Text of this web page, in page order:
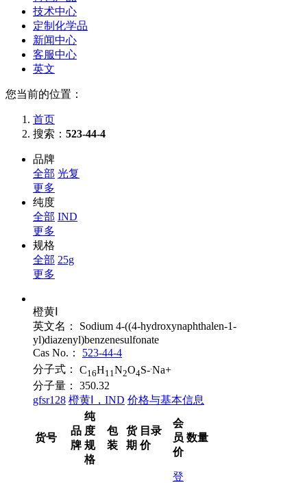
技术中心
定制化学品
新闻中心
客服中心
英文
您当前的位置：
首页
搜索： 523-44-4
品牌
全部 光复
更多
纯度
全部 IND
更多
规格
全部 25g
更多
橙黄Ⅰ
英文名：
Sodium 4-((4-hydroxynaphthalen-1-
yl)diazenyl)benzenesulfonate
Cas No.：
523-44-4
分子式：
C16H11 N2O4S-Na+
分子量：
350.32
gfsr128 橙黄Ⅰ，IND 价格与基本信息
货号
品
牌
纯
度
规
格
包
装
货
期
目录
价
会
员
价
数量
登